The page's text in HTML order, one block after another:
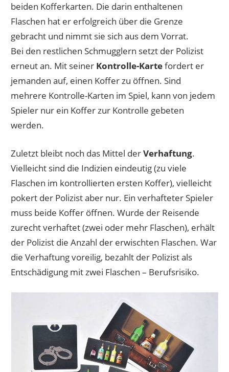
beiden Kofferkarten. Die darin enthaltenen
Flaschen hat er erfolgreich über die Grenze
gebracht und nimmt sie sich aus dem Vorrat.
Bei den restlichen Schmugglern setzt der Polizist
erneut an. Mit seiner Kontrolle-Kartefordert er
jemanden auf, einen Koffer zu öffnen. Sind
mehrere Kontrolle-Karten im Spiel, kann von jedem
Spieler nur ein Koffer zur Kontrolle gebeten
werden.
Zuletzt bleibt noch das Mittel derVerhaftung.
Vielleicht sind die Indizien eindeutig (zu viele
Flaschen im kontrollierten ersten Koffer), vielleicht
pokert der Polizist aber nur. Ein verhafteter Spieler
muss beide Koffer öffnen. Wurde der Reisende
zurecht verhaftet (zwei oder mehr Flaschen), erhält
der Polizist die Anzahl der erwischten Flaschen. War
die Verhaftung voreilig, bezahlt der Polizist als
Entschädigung mit zwei Flaschen – Berufsrisiko.